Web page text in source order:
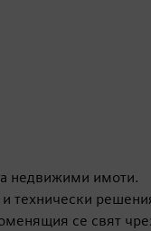
недвижими имоти.
технически
се свят